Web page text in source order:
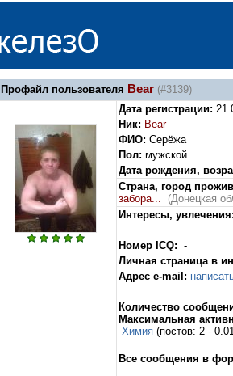
Профайл пользователя Bear (#3139)
Дата регистрации:
Ник: Bear
ФИО: Серёжа
Пол: мужской
Дата рождения,
Страна, город
забора...
(Донецкая
Интересы,
Номер ICQ: -
Личная страница в
Адрес e-mail:
Количество
Максимальная
Химия (постов: 2 -
Все сообщения в